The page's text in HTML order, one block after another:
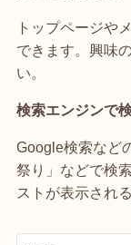
トップページや
できます。興味
い。
検索エンジンで
Google検索など
祭り」などで検
ストが表示され